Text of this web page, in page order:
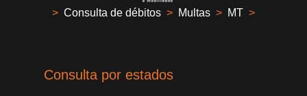
> Consulta de débitos > Multas > MT >
Consulta por estados